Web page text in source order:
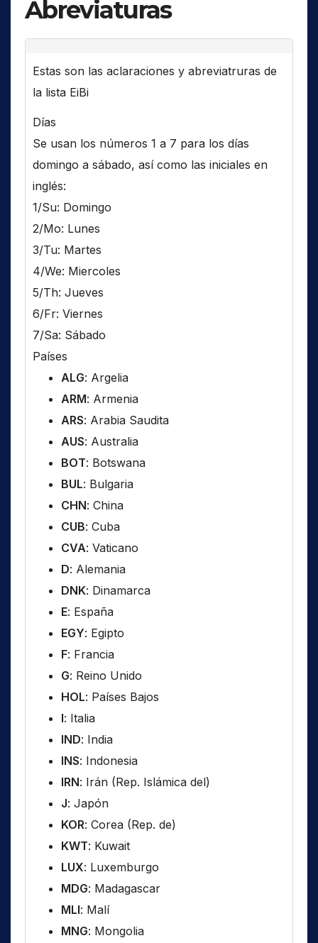
Abreviaturas
Estas son las aclaraciones y abreviatruras de
la lista EiBi
Días
Se usan los números 1 a 7 para los días
domingo a sábado, así como las iniciales en
inglés:
1/Su: Domingo
2/Mo: Lunes
3/Tu: Martes
4/We: Miercoles
5/Th: Jueves
6/Fr: Viernes
7/Sa: Sábado
Países
ALG: Argelia
ARM: Armenia
ARS: Arabia Saudita
AUS: Australia
BOT: Botswana
BUL: Bulgaria
CHN: China
CUB: Cuba
CVA: Vaticano
D: Alemania
DNK: Dinamarca
E: España
EGY: Egipto
F: Francia
G: Reino Unido
HOL: Países Bajos
I: Italia
IND: India
INS: Indonesia
IRN: Irán (Rep. Islámica del)
J: Japón
KOR: Corea (Rep. de)
KWT: Kuwait
LUX: Luxemburgo
MDG: Madagascar
MLI: Malí
MNG: Mongolia